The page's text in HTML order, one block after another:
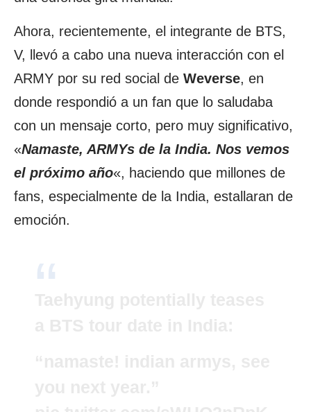
Ahora, recientemente, el integrante de BTS,
V, llevó a cabo una nueva interacción con el
ARMY por su red social de Weverse, en
donde respondió a un fan que lo saludaba
con un mensaje corto, pero muy significativo,
«Namaste, ARMYs de la India. Nos vemos
el próximo año«, haciendo que millones de
fans, especialmente de la India, estallaran de
emoción.